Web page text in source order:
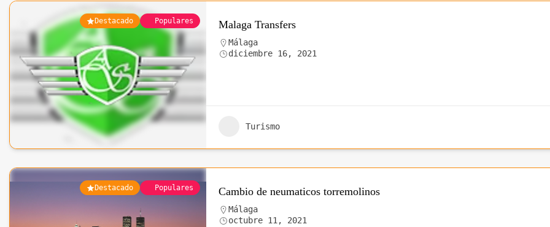
Destacado Populares Malaga Transfers
Málaga
diciembre 16, 2021
Turismo
Destacado Populares Cambio de neumaticos torremolinos
Málaga
octubre 11, 2021